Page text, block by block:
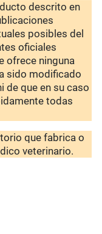
descrito en
posibles del
oficiales
ofrece ninguna
sido modificado
de que en su caso
todas
que fabrica o
veterinario.